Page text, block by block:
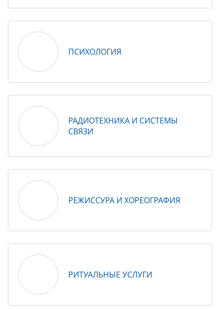
ПСИХОЛОГИЯ
РАДИОТЕХНИКА И СИСТЕМЫ
СВЯЗИ
РЕЖИССУРА И ХОРЕОГРАФИЯ
РИТУАЛЬНЫЕ УСЛУГИ